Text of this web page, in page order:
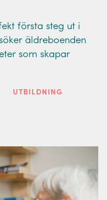
första steg ut i
äldreboenden
som skapar
UTBILDNING